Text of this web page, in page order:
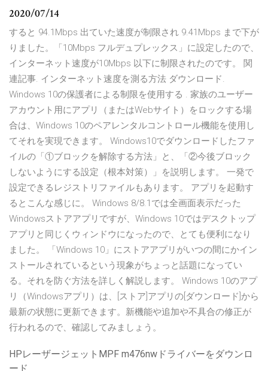
2020/07/14
すると 94.1Mbps 出ていた速度が制限され 9.41Mbps まで下が
りました。「10Mbps フルデュプレックス」に設定したので、
インターネット速度が10Mbps 以下に制限されたのです。 関
連記事. インターネット速度を測る方法 ダウンロード.
Windows 10の保護者による制限を使用する . 家族のユーザー
アカウント用にアプリ（またはWebサイト）をロックする場
合は、Windows 10のペアレンタルコントロール機能を使用し
てそれを実現できます。 Windows10でダウンロードしたファ
イルの「①ブロックを解除する方法」と、「②今後ブロック
しないようにする設定（根本対策）」を説明します。 一発で
設定できるレジストリファイルもあります。 アプリを起動す
るとこんな感じに。 Windows 8/8.1では全画面表示だった
Windowsストアアプリですが、Windows 10ではデスクトップ
アプリと同じくウィンドウになったので、とても便利になり
ました。 「Windows 10」にストアアプリがいつの間にかイン
ストールされているという現象がちょっと話題になってい
る。それを防ぐ方法を詳しく解説します。 Windows 10のアプ
リ（Windowsアプリ）は、[ストア]アプリの[ダウンロード]から
最新の状態に更新できます。新機能や追加や不具合の修正が
行われるので、確認してみましょう。
HPレーザージェットMPF m476nwドライバーをダウンロ
ード